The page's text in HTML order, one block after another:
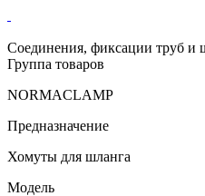
Соединения, фиксации труб и
Группа товаров
NORMACLAMP
Предназначение
Хомуты для шланга
Модель